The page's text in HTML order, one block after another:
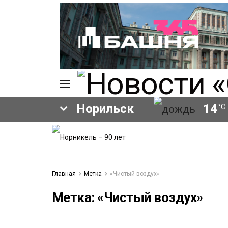
Норильск 14 °C
Главная Метка «Чистый воздух»
Метка: «Чистый воздух»